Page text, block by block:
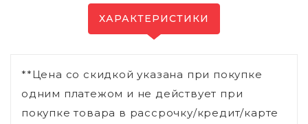
ХАРАКТЕРИСТИКИ
**Цена со скидкой указана при покупке
одним платежом и не действует при
покупке товара в рассрочку/кредит/карте